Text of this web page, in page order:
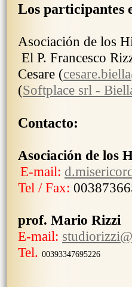
Los participantes
Asociación de los
El P. Francesco
Cesare (
(Softplace srl -
Contacto:
Asociación de los
E-mail:
Tel / Fax:
prof. Mario Rizzi
E-mail:
Tel. 00393347695226